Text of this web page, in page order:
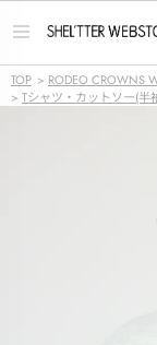
メ
ー
を
TOP > RODEO CROWNS
> Tシャツ・カットソー(半